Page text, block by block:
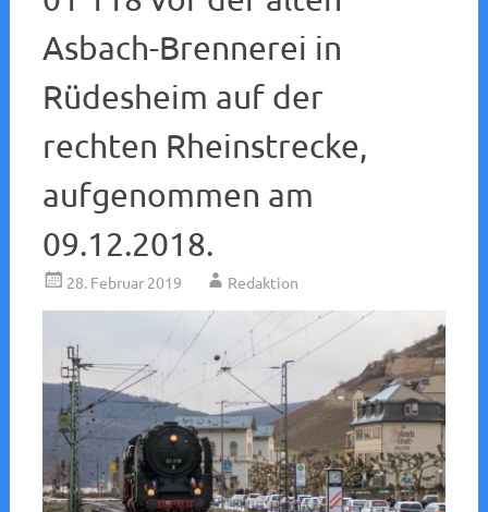
Asbach-Brennerei in
Rüdesheim auf der
rechten Rheinstrecke,
aufgenommen am
09.12.2018.
28. Februar 2019 Redaktion